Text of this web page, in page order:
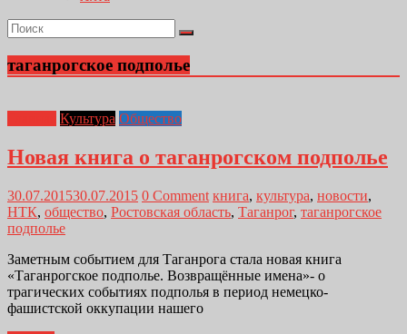
таганрогское подполье
Культура Общество
Новая книга о таганрогском подполье
30.07.201530.07.2015 0 Comment книга, культура, новости,
НТК, общество, Ростовская область, Таганрог, таганрогское
подполье
Заметным событием для Таганрога стала новая книга
«Таганрогское подполье. Возвращённые имена»- о
трагических событиях подполья в период немецко-
фашистской оккупации нашего